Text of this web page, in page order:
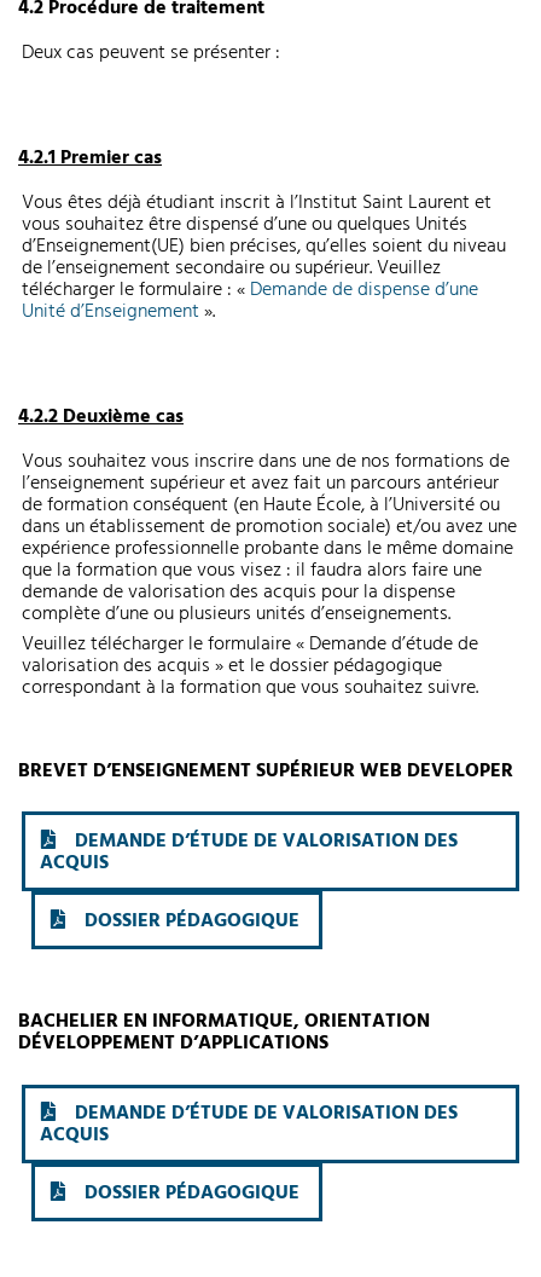
4.2 Procédure de traitement
Deux cas peuvent se présenter :
4.2.1 Premier cas
Vous êtes déjà étudiant inscrit à l’Institut Saint Laurent et
vous souhaitez être dispensé d’une ou quelques Unités
d’Enseignement(UE) bien précises, qu’elles soient du niveau
de l’enseignement secondaire ou supérieur. Veuillez
télécharger le formulaire : «Demande de dispense d’une
Unité d’Enseignement».
4.2.2 Deuxième cas
Vous souhaitez vous inscrire dans une de nos formations de
l’enseignement supérieur et avez fait un parcours antérieur
de formation conséquent (en Haute École, à l’Université ou
dans un établissement de promotion sociale) et/ou avez une
expérience professionnelle probante dans le même domaine
que la formation que vous visez : il faudra alors faire une
demande de valorisation des acquis pour la dispense
complète d’une ou plusieurs unités d’enseignements.
Veuillez télécharger le formulaire « Demande d’étude de
valorisation des acquis » et le dossier pédagogique
correspondant à la formation que vous souhaitez suivre.
BREVET D’ENSEIGNEMENT SUPÉRIEUR WEB DEVELOPER
DEMANDE D’ÉTUDE DE VALORISATION DES
ACQUIS
DOSSIER PÉDAGOGIQUE
BACHELIER EN INFORMATIQUE, ORIENTATION
DÉVELOPPEMENT D’APPLICATIONS
DEMANDE D’ÉTUDE DE VALORISATION DES
ACQUIS
DOSSIER PÉDAGOGIQUE